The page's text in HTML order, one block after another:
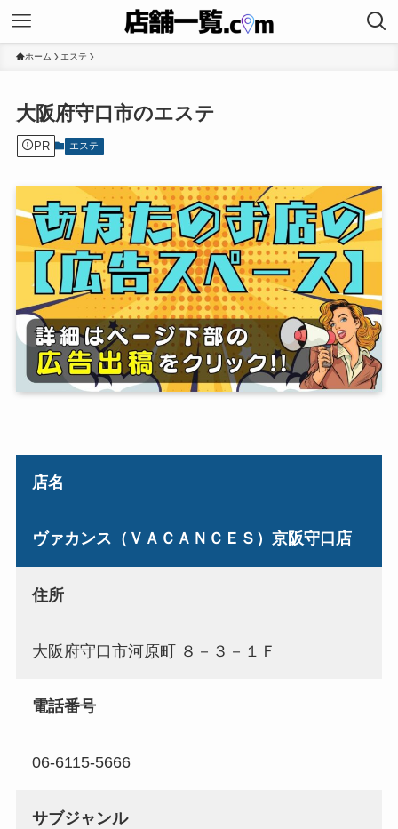
ホーム エステ
大阪府守口市のエステ
PR エステ
店名
ヴァカンス（ＶＡＣＡＮＣＥＳ）京阪守口店
住所
大阪府守口市河原町 ８－３－１Ｆ
電話番号
06-6115-5666
サブジャンル